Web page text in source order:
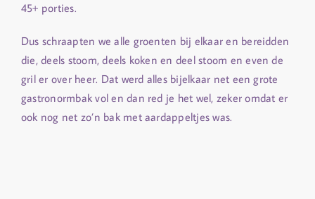
45+ porties.
Dus schraapten we alle groenten bij elkaar en bereidden
die, deels stoom, deels koken en deel stoom en even de
gril er over heer. Dat werd alles bijelkaar net een grote
gastronormbak vol en dan red je het wel, zeker omdat er
ook nog net zo’n bak met aardappeltjes was.